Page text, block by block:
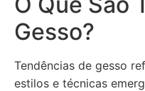
Gesso?
Tendências de gesso
estilos e técnicas